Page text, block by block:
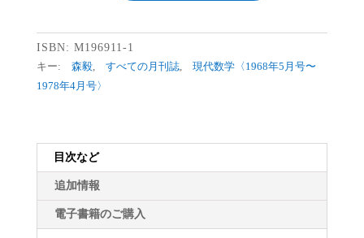
ISBN: M196911-1
キー: 森毅, すべての月刊誌,
現代数学〈1968年5月号〜
1978年4月号〉
目次など
追加情報
電子書籍のご購入